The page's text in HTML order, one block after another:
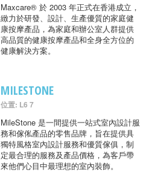
Maxcare® 於 2003 年正式在香港成立，
緻力於研發、設計、生產優質的家庭健
康按摩產品，為家庭和辦公室人群提供
高品質的健康按摩產品和全身全方位的
健康解決方案。
MILESTONE
位置: L6 7
MileStone 是一間提供一站式室內設計服
務和傢俬產品的零售品牌，旨在提供具
獨特風格室內設計服務和優質傢俱，制
定最合理的服務及產品價格，為客戶帶
來他們心目中最理想的室內裝飾。